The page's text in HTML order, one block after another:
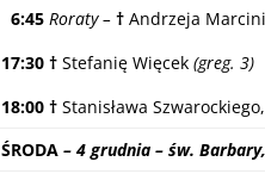
6:45 Roraty – † Andrzeja
17:30 † Stefanię Więcek (greg. 3)
18:00 † Stanisława
ŚRODA – 4 grudnia – św.